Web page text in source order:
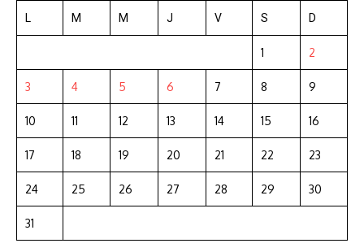
L M M J V S D
1 2
3 4 5 6 7 8 9
10 11 12 13 14 15 16
17 18 19 20 21 22 23
24 25 26 27 28 29 30
31